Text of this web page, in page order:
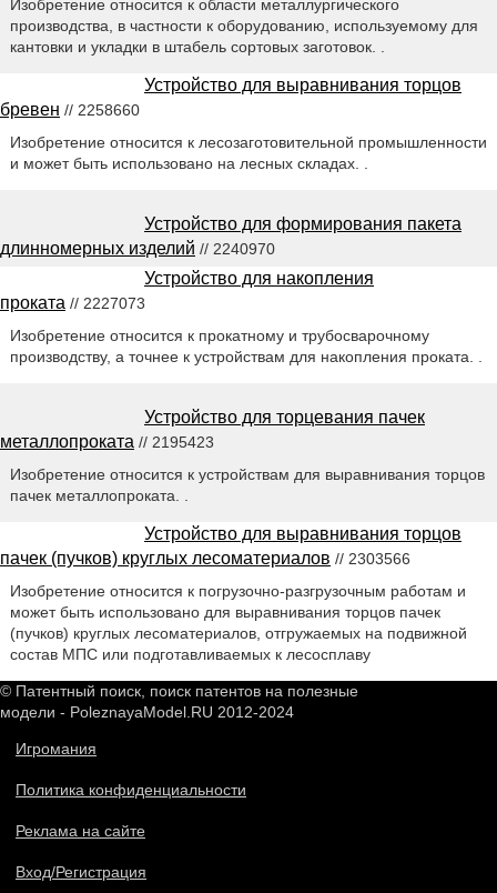
Изобретение относится к области металлургического
производства, в частности к оборудованию, используемому для
кантовки и укладки в штабель сортовых заготовок. .
Устройство для выравнивания торцов
бревен // 2258660
Изобретение относится к лесозаготовительной промышленности
и может быть использовано на лесных складах. .
Устройство для формирования пакета
длинномерных изделий // 2240970
Устройство для накопления
проката // 2227073
Изобретение относится к прокатному и трубосварочному
производству, а точнее к устройствам для накопления проката. .
Устройство для торцевания пачек
металлопроката // 2195423
Изобретение относится к устройствам для выравнивания торцов
пачек металлопроката. .
Устройство для выравнивания торцов
пачек (пучков) круглых лесоматериалов // 2303566
Изобретение относится к погрузочно-разгрузочным работам и
может быть использовано для выравнивания торцов пачек
(пучков) круглых лесоматериалов, отгружаемых на подвижной
состав МПС или подготавливаемых к лесосплаву
© Патентный поиск, поиск патентов на полезные
модели - PoleznayaModel.RU 2012-2024
Игромания
Политика конфиденциальности
Реклама на сайте
Вход/Регистрация